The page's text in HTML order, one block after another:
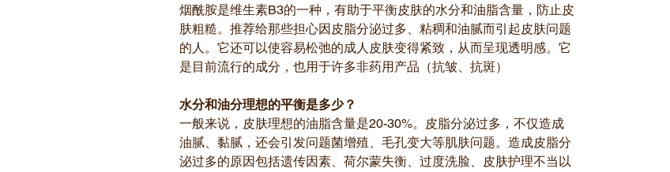
烟酰胺是维生素B3的一种，有助于平衡皮肤的水分和油脂含量，防止皮
肤粗糙。推荐给那些担心因皮脂分泌过多、粘稠和油腻而引起皮肤问题
的人。它还可以使容易松弛的成人皮肤变得紧致，从而呈现透明感。它
是目前流行的成分，也用于许多非药用产品（抗皱、抗斑）
水分和油分理想的平衡是多少？
一般来说，皮肤理想的油脂含量是20-30%。皮脂分泌过多，不仅造成
油腻、黏腻，还会引发问题菌增殖、毛孔变大等肌肤问题。造成皮脂分
泌过多的原因包括遗传因素、荷尔蒙失衡、过度洗脸、皮肤护理不当以